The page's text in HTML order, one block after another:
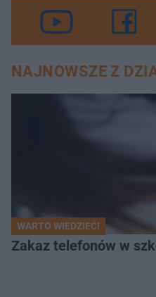
NAJNOWSZE Z
WARTO WIEDZIEĆ!
Zakaz telefonów w